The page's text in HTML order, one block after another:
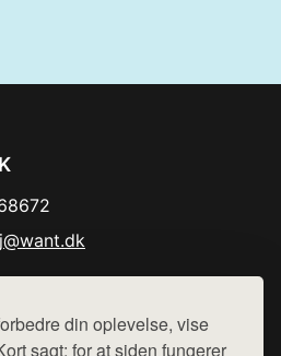
din oplevelse, vise
sagt: for at siden fungerer